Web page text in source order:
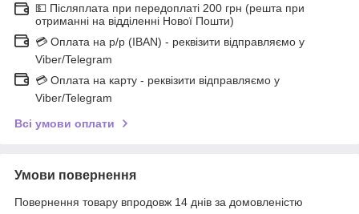
💵 Післяплата при передоплаті 200 грн (решта при
отриманні на відділенні Нової Пошти)
💳 Оплата на р/р (IBAN) - реквізити відправляємо у
Viber/Telegram
💳 Оплата на карту - реквізити відправляємо у
Viber/Telegram
Всі умови оплати
Умови повернення
Повернення товару впродовж 14 днів за домовленістю